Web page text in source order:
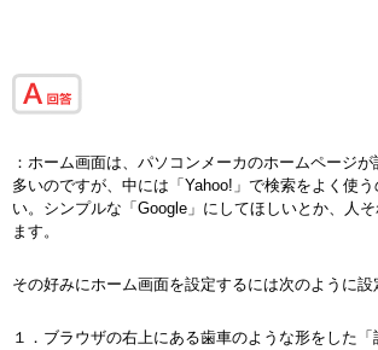
：ホーム画面は、パソコンメーカのホームページ
多いのですが、中には「Yahoo!」で検索をよく使
い。シンプルな「Google」にしてほしいとか、人
ます。
その好みにホーム画面を設定するには次のように設
１．ブラウザの右上にある歯車のような形をした「